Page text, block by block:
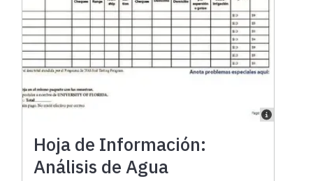
Hoja de Información:
Análisis de Agua